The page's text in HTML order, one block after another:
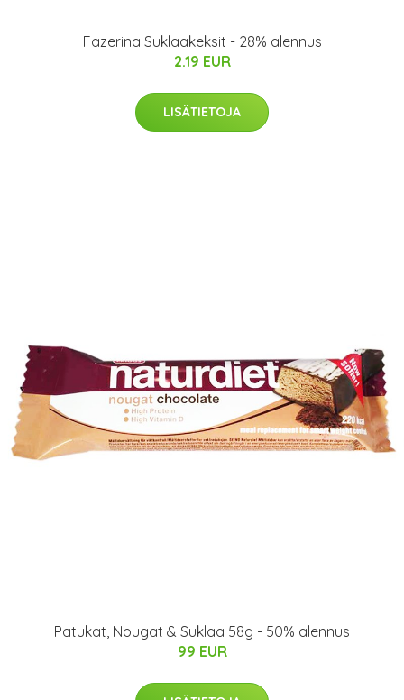
Fazerina Suklaakeksit - 28% alennus
2.19 EUR
LISÄTIETOJA
Patukat, Nougat & Suklaa 58g - 50% alennus
99 EUR